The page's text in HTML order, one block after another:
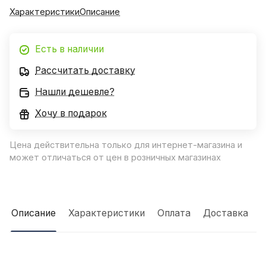
ХарактеристикиОписание
Есть в наличии
Рассчитать доставку
Нашли дешевле?
Хочу в подарок
Цена действительна только для интернет-магазина и
может отличаться от цен в розничных магазинах
Описание Характеристики Оплата Доставка